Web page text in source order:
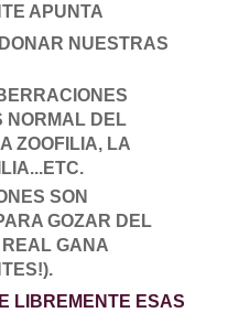
APUNTA
NUESTRAS
NORMAL DEL
ZOOFILIA, LA
SON
GOZAR DEL
GANA
LIBREMENTE ESAS